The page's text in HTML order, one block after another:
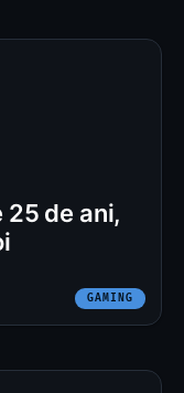
25 de ani,
GAMING